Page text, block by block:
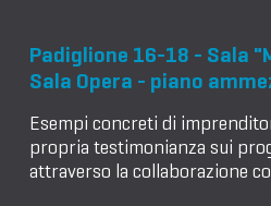
Padiglione 16-18 - Sala
Sala Opera - piano
Esempi concreti di
propria testimonianza sui
attraverso la collaborazione